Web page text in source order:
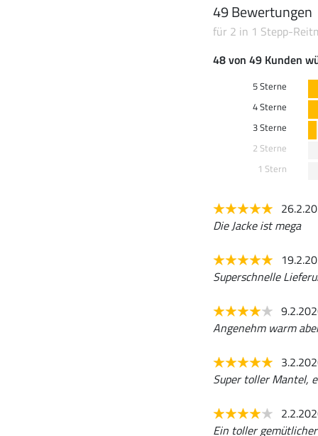
49 Bewertungen
für 2 in 1 Stepp-
48 von 49 Kunden
5 Sterne
4 Sterne
3 Sterne
2 Sterne
1 Stern
Die Jacke ist mega
Superschnelle
Angenehm warm
Super toller Mantel,
Ein toller